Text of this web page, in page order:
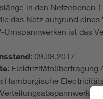
in den Netzebenen
das Netz aufgrund
Umspannwerken ist das
09.08.2017
Elektrizitätsübertragung
Hamburgische